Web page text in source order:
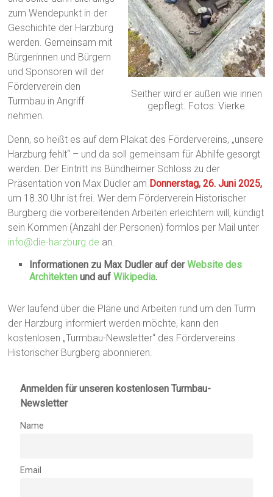
Seither wird er außen wie innen
gepflegt. Fotos: Vierke
zum Wendepunkt in der
Geschichte der Harzburg
werden. Gemeinsam mit
Bürgerinnen und Bürgern
und Sponsoren will der
Förderverein den
Turmbau in Angriff
nehmen.
Denn, so heißt es auf dem Plakat des Fördervereins, „unsere
Harzburg fehlt“ – und da soll gemeinsam für Abhilfe gesorgt
werden. Der Eintritt ins Bündheimer Schloss zu der
Präsentation von Max Dudler am Donnerstag, 26. Juni 2025,
um 18.30 Uhr ist frei. Wer dem Förderverein Historischer
Burgberg die vorbereitenden Arbeiten erleichtern will, kündigt
sein Kommen (Anzahl der Personen) formlos per Mail unter
info@die-harzburg.de an.
Informationen zu Max Dudler auf derWebsite des
Architekten und aufWikipedia.
Wer laufend über die Pläne und Arbeiten rund um den Turm
der Harzburg informiert werden möchte, kann den
kostenlosen „Turmbau-Newsletter“ des Fördervereins
Historischer Burgberg abonnieren.
Anmelden für unseren kostenlosen Turmbau-
Newsletter
Name
Email